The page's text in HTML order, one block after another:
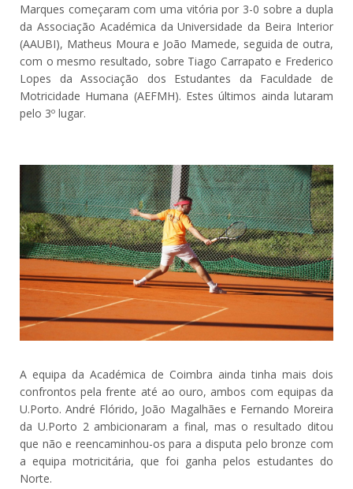
Marques começaram com uma vitória por 3-0 sobre a dupla
da Associação Académica da Universidade da Beira Interior
(AAUBI), Matheus Moura e João Mamede, seguida de outra,
com o mesmo resultado, sobre Tiago Carrapato e Frederico
Lopes da Associação dos Estudantes da Faculdade de
Motricidade Humana (AEFMH). Estes últimos ainda lutaram
pelo 3º lugar.
A equipa da Académica de Coimbra ainda tinha mais dois
confrontos pela frente até ao ouro, ambos com equipas da
U.Porto. André Flórido, João Magalhães e Fernando Moreira
da U.Porto 2 ambicionaram a final, mas o resultado ditou
que não e reencaminhou-os para a disputa pelo bronze com
a equipa motricitária, que foi ganha pelos estudantes do
Norte.